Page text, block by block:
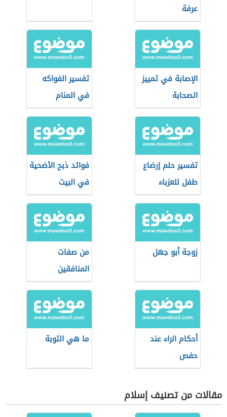
عرفة
الإصابة في تمييز
الصحابة
تفسير الفواكه
في المنام
تفسير حلم إرضاع
طفل للعزباء
فوائد ذبح الأضحية
في البيت
زوجة أبو جهل
من صفات
المنافقين
أحكام الراء عند
حفص
ما هي التوبة
مقالات من تصنيف إسلام